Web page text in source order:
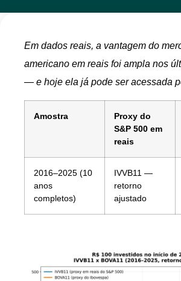
Em dados reais, a vantagem do
americano em reais foi ampla nos
— e hoje ela já pode ser acessada
Amostra
Proxy do
S&P 500 em
reais
2016–2025 (10
anos
completos)
IVVB11 —
retorno
ajustado